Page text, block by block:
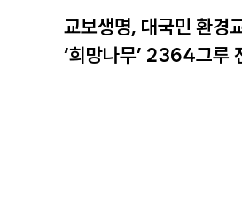
교보생명, 대국민 환경
‘희망나무’ 2364그루